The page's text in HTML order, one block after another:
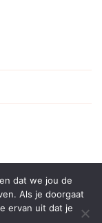
Reserved.
dat we jou de
Als je doorgaat
ervan uit dat je